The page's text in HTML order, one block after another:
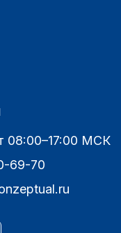
08:00–17:00 МСК
69-70